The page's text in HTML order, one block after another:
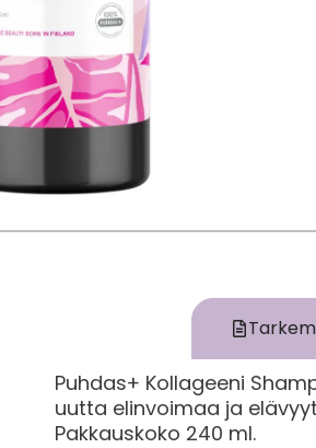
Puhdas+ Kollageeni
uutta elinvoimaa ja
Pakkauskoko 240 ml.